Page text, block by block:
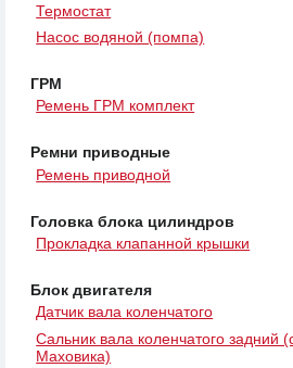
Термостат
Насос водяной (помпа)
ГРМ
Ремень ГРМ комплект
Ремни приводные
Ремень приводной
Головка блока цилиндров
Прокладка клапанной крышки
Блок двигателя
Датчик вала коленчатого
Сальник вала коленчатого задний
Маховика)